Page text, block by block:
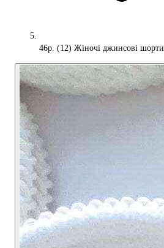
46р. (12) Жіночі джинсові шорти